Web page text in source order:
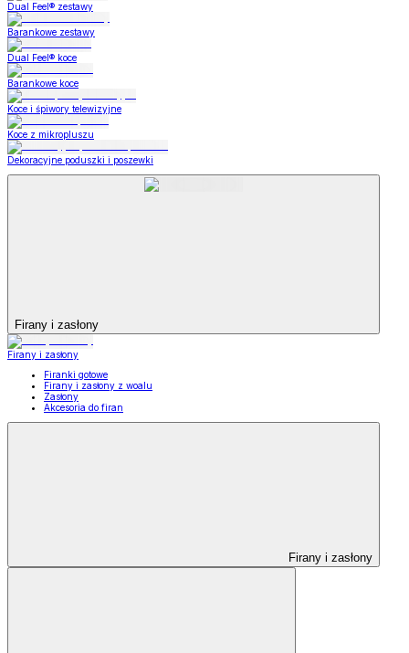
Dual Feel® zestawy
Barankowe zestawy
Dual Feel® koce
Barankowe koce
Koce i śpiwory telewizyjne
Koce z mikropluszu
Dekoracyjne poduszki i poszewki
Firany i zasłony
Firany i zasłony
Firanki gotowe
Firany i zasłony z woalu
Zasłony
Akcesoria do firan
Firany i zasłony